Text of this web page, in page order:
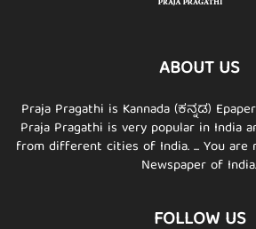
ABOUT US
Praja Pragathi is Kannada (ಕನ್ನಡ)
Praja Pragathi is very popular in India
from different cities of India. ... You are
Newspaper of India.
FOLLOW US